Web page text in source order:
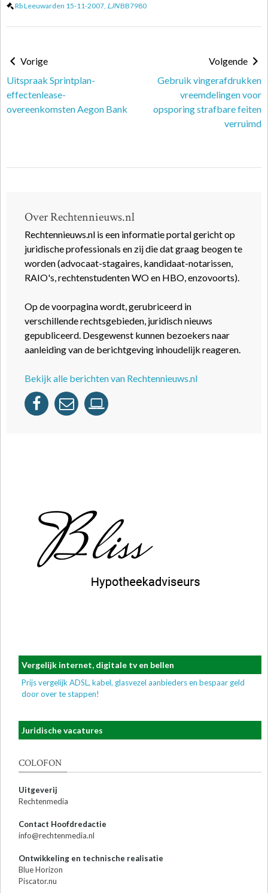
Rb Leeuwarden 15-11-2007, LJNBB7980
Vorige
Uitspraak Sprintplan-
effectenlease-
overeenkomsten Aegon Bank
Volgende
Gebruik vingerafdrukken
vreemdelingen voor
opsporing strafbare feiten
verruimd
Over Rechtennieuws.nl
Rechtennieuws.nl is een informatie portal gericht op
juridische professionals en zij die dat graag beogen te
worden (advocaat-stagaires, kandidaat-notarissen,
RAIO's, rechtenstudenten WO en HBO, enzovoorts).
Op de voorpagina wordt, gerubriceerd in
verschillende rechtsgebieden, juridisch nieuws
gepubliceerd. Desgewenst kunnen bezoekers naar
aanleiding van de berichtgeving inhoudelijk reageren.
Bekijk alle berichten van Rechtennieuws.nl
Vergelijk internet, digitale tv en bellen
Prijs vergelijk ADSL, kabel, glasvezel aanbieders en bespaar geld
door over te stappen!
Juridische vacatures
COLOFON
Uitgeverij
Rechtenmedia
Contact Hoofdredactie
info@rechtenmedia.nl
Ontwikkeling en technische realisatie
Blue Horizon
Piscator.nu